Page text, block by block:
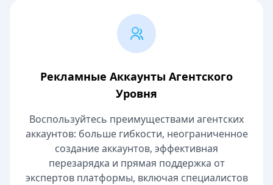
Рекламные Аккаунты Агентского
Уровня
Воспользуйтесь преимуществами агентских
аккаунтов: больше гибкости, неограниченное
создание аккаунтов, эффективная
перезарядка и прямая поддержка от
экспертов платформы, включая специалистов